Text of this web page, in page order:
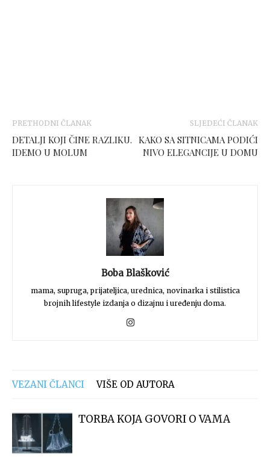
PRETHODNI ČLANAK
DETALJI KOJI ČINE RAZLIKU.
IDEMO U MOLUM
SLJEDEĆI ČLANAK
KAKO SA SITNICAMA PODIĆI
NIVO ELEGANCIJE U DOMU
Boba Blašković
mama, supruga, prijateljica, urednica, novinarka i stilistica
brojnih lifestyle izdanja o dizajnu i uređenju doma.
VEZANI ČLANCI VIŠE OD AUTORA
TORBA KOJA GOVORI O VAMA